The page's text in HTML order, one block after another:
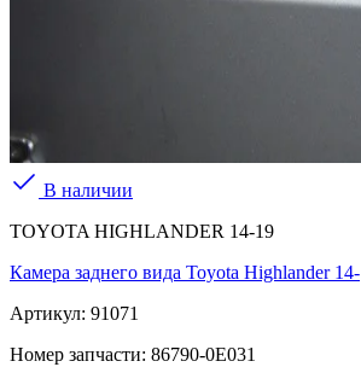
В наличии
TOYOTA HIGHLANDER 14-19
Камера заднего вида Toyota Highlander 14-
Артикул: 91071
Номер запчасти: 86790-0E031